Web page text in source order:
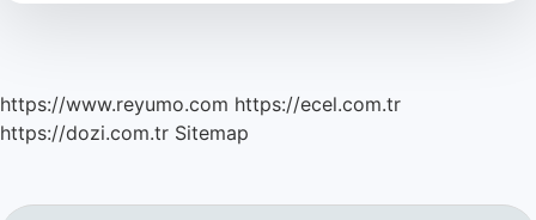
https://www.reyumo.com https://ecel.com.tr
https://dozi.com.tr Sitemap